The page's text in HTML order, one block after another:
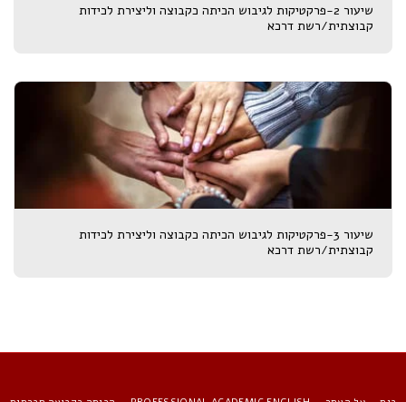
שיעור 2-פרקטיקות לגיבוש הכיתה כקבוצה וליצירת לכידות
קבוצתית/רשת דרכא
שיעור 3-פרקטיקות לגיבוש הכיתה כקבוצה וליצירת לכידות
קבוצתית/רשת דרכא